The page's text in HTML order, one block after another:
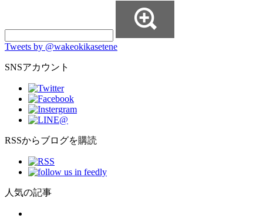
Tweets by @wakeokikasetene
SNSアカウント
RSSからブログを購読
人気の記事